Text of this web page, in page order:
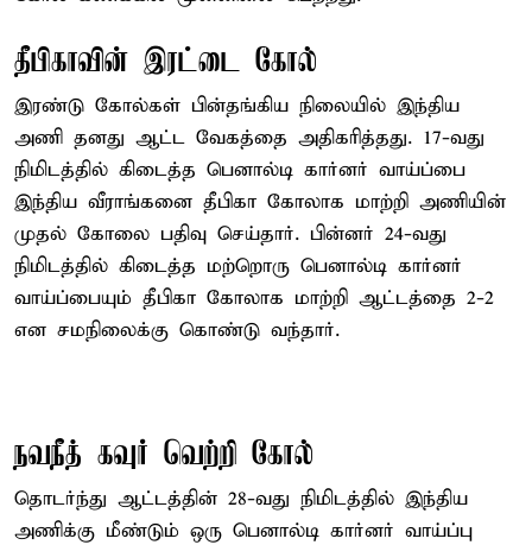
தீபிகாவின் இரட்டை கோல்
இரண்டு கோல்கள் பின்தங்கிய நிலையில் இந்திய
அணி தனது ஆட்ட வேகத்தை அதிகரித்தது. 17-வது
நிமிடத்தில் கிடைத்த பெனால்டி கார்னர் வாய்ப்பை
இந்திய வீராங்கனை தீபிகா கோலாக மாற்றி அணியின்
முதல் கோலை பதிவு செய்தார். பின்னர் 24-வது
நிமிடத்தில் கிடைத்த மற்றொரு பெனால்டி கார்னர்
வாய்ப்பையும் தீபிகா கோலாக மாற்றி ஆட்டத்தை 2-2
என சமநிலைக்கு கொண்டு வந்தார்.
நவநீத் கவுர் வெற்றி கோல்
தொடர்ந்து ஆட்டத்தின் 28-வது நிமிடத்தில் இந்திய
அணிக்கு மீண்டும் ஒரு பெனால்டி கார்னர் வாய்ப்பு